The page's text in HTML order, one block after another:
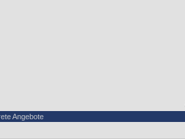
Angebote